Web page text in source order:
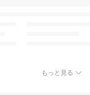
もっと見る